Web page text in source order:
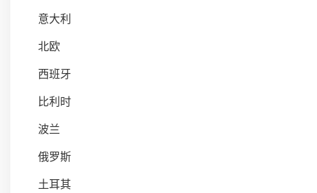
意大利
北欧
西班牙
比利时
波兰
俄罗斯
土耳其